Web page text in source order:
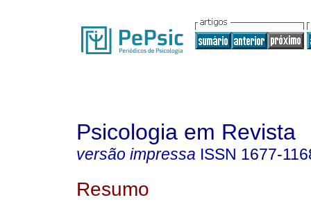
Psicologia em Revista
versão impressa ISSN 1677-
Resumo